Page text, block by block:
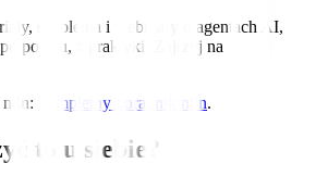
szkolenia i webinary o agentach AI,
polsku, z praktyki. Zajrzyj na
n8n:
kompletny poradnik n8n.
to u siebie?